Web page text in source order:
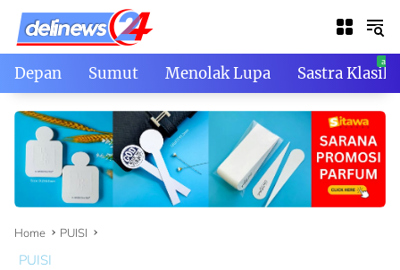
Skip
content
Depan Sumut Menolak Lupa Sastra Klasik
Home PUISI
PUISI